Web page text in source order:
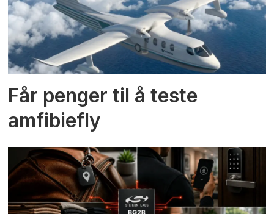
Får penger til å teste
amfibiefly